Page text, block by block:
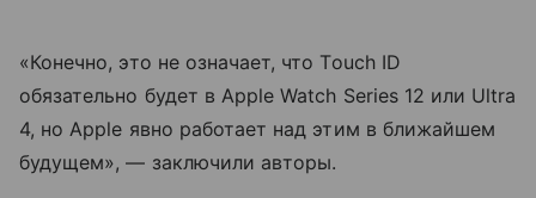
«Конечно, это не означает, что Touch ID
обязательно будет в Apple Watch Series 12 или Ultra
4, но Apple явно работает над этим в ближайшем
будущем», — заключили авторы.